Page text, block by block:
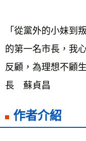
「從黨外的小妹到
的第一名市長，我
反顧，為理想不顧
長　蘇貞昌
作者介紹